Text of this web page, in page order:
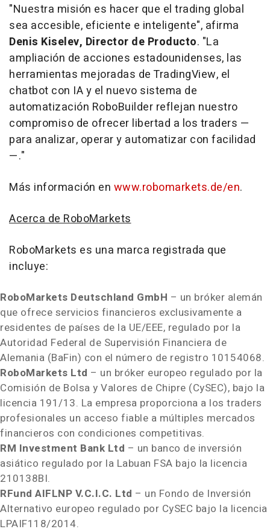
"Nuestra misión es hacer que el trading global
sea accesible, eficiente e inteligente", afirma
Denis Kiselev, Director de Producto. "La
ampliación de acciones estadounidenses, las
herramientas mejoradas de TradingView, el
chatbot con IA y el nuevo sistema de
automatización RoboBuilder reflejan nuestro
compromiso de ofrecer libertad a los traders —
para analizar, operar y automatizar con facilidad
—."
Más información en www.robomarkets.de/en.
Acerca de RoboMarkets
RoboMarkets es una marca registrada que
incluye:
RoboMarkets Deutschland GmbH – un bróker alemán
que ofrece servicios financieros exclusivamente a
residentes de países de la UE/EEE, regulado por la
Autoridad Federal de Supervisión Financiera de
Alemania (BaFin) con el número de registro 10154068.
RoboMarkets Ltd – un bróker europeo regulado por la
Comisión de Bolsa y Valores de Chipre (CySEC), bajo la
licencia 191/13. La empresa proporciona a los traders
profesionales un acceso fiable a múltiples mercados
financieros con condiciones competitivas.
RM Investment Bank Ltd – un banco de inversión
asiático regulado por la Labuan FSA bajo la licencia
210138BI.
RFund AIFLNP V.C.I.C. Ltd – un Fondo de Inversión
Alternativo europeo regulado por CySEC bajo la licencia
LPAIF118/2014.